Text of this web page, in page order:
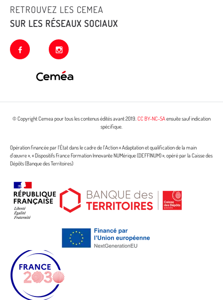
RETROUVEZ LES CEMEA
SUR LES RÉSEAUX SOCIAUX
facebook instagram
© Copyright Cemea pour tous les contenus édités avant 2019.CC BY-NC-SAensuite sauf indication
spécifique.
Opération financée par l’État dans le cadre de l’Action « Adaptation et qualification de la main
d’œuvre », « Dispositifs France Formation Innovante NUMérique (DEFFINUM) », opéré par la Caisse des
Dépôts (Banque des Territoires)